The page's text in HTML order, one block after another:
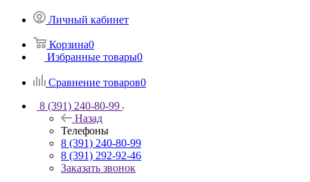
Личный кабинет
Корзина0
Избранные товары0
Сравнение товаров0
8 (391) 240-80-99
Назад
Телефоны
8 (391) 240-80-99
8 (391) 292-92-46
Заказать звонок